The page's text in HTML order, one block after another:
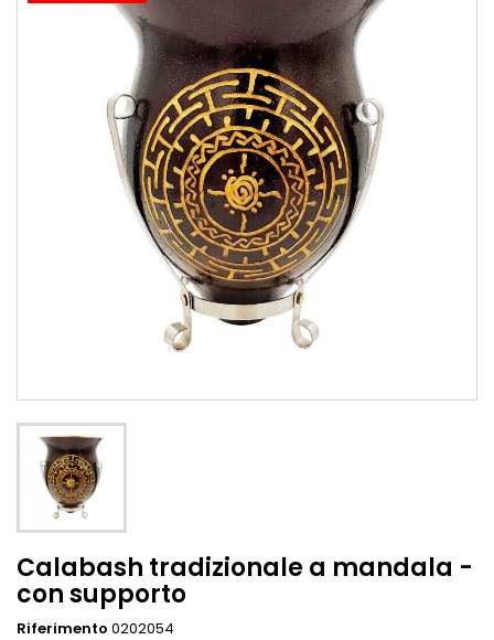
Calabash tradizionale a mandala -
con supporto
Riferimento 0202054